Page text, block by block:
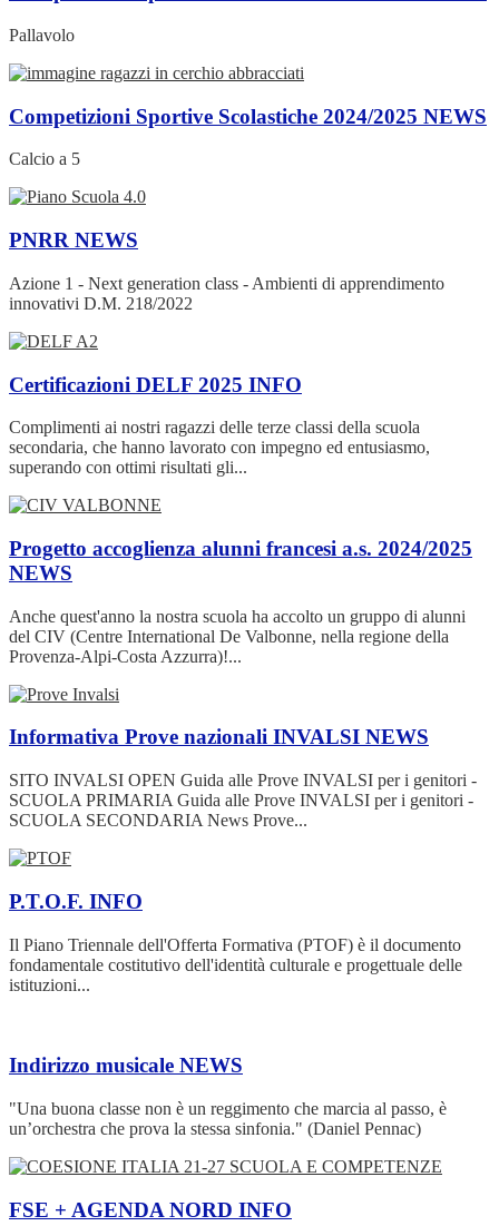
Pallavolo
Competizioni Sportive Scolastiche 2024/2025 NEWS
Calcio a 5
PNRR NEWS
Azione 1 - Next generation class - Ambienti di apprendimento
innovativi D.M. 218/2022
Certificazioni DELF 2025 INFO
Complimenti ai nostri ragazzi delle terze classi della scuola
secondaria, che hanno lavorato con impegno ed entusiasmo,
superando con ottimi risultati gli...
Progetto accoglienza alunni francesi a.s. 2024/2025
NEWS
Anche quest'anno la nostra scuola ha accolto un gruppo di alunni
del CIV (Centre International De Valbonne, nella regione della
Provenza-Alpi-Costa Azzurra)!...
Informativa Prove nazionali INVALSI NEWS
SITO INVALSI OPEN Guida alle Prove INVALSI per i genitori -
SCUOLA PRIMARIA Guida alle Prove INVALSI per i genitori -
SCUOLA SECONDARIA News Prove...
P.T.O.F. INFO
Il Piano Triennale dell'Offerta Formativa (PTOF) è il documento
fondamentale costitutivo dell'identità culturale e progettuale delle
istituzioni...
Indirizzo musicale NEWS
"Una buona classe non è un reggimento che marcia al passo, è
un’orchestra che prova la stessa sinfonia." (Daniel Pennac)
FSE + AGENDA NORD INFO